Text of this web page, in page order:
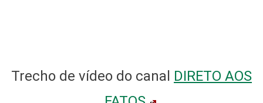
Trecho de vídeo do canal DIRETO AOS